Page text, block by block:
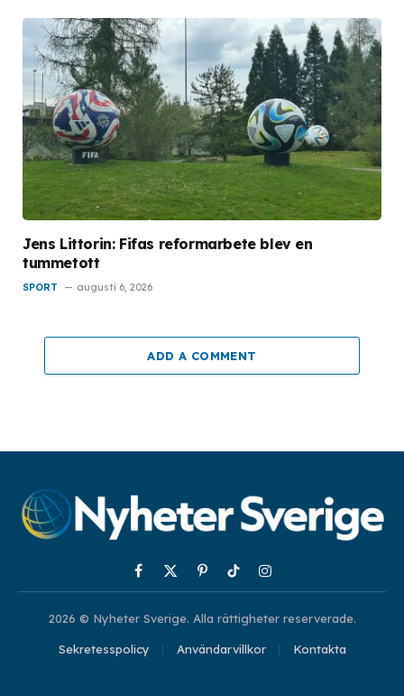
Jens Littorin: Fifas reformarbete blev en
tummetott
SPORT augusti 6, 2026
ADD A COMMENT
Facebook
X
PinterestTikTokInstagram
2026 © Nyheter Sverige. Alla rättigheter reserverade.
Sekretesspolicy Användarvillkor Kontakta